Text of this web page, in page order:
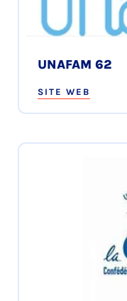
UNAFAM 62
SITE WEB